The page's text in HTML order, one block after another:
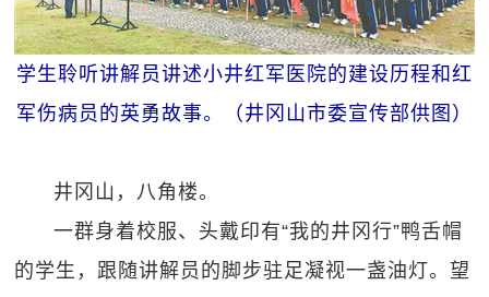
学生聆听讲解员讲述小井红军医院的建设历程和红
军伤病员的英勇故事。（井冈山市委宣传部供图）
井冈山，八角楼。
一群身着校服、头戴印有“我的井冈行”鸭舌帽
的学生，跟随讲解员的脚步驻足凝视一盏油灯。望